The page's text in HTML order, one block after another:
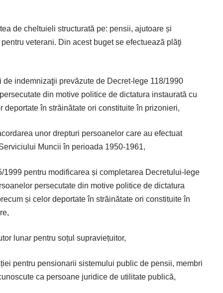
de cheltuieli structurată pe: pensii, ajutoare și
veterani. Din acest buget se efectuează plăţi
indemnizaţii prevăzute de Decret-lege 118/1990
din motive politice de dictatura instaurată cu
în străinătate ori constituite în prizonieri,
unor drepturi persoanelor care au efectuat
Muncii în perioada 1950-1961,
pentru modificarea și completarea Decretului-lege
persecutate din motive politice de dictatura
și celor deportate în străinătate ori constituite în
lunar pentru soțul supraviețuitor,
pentru pensionarii sistemului public de pensii, membri
ca persoane juridice de utilitate publică,